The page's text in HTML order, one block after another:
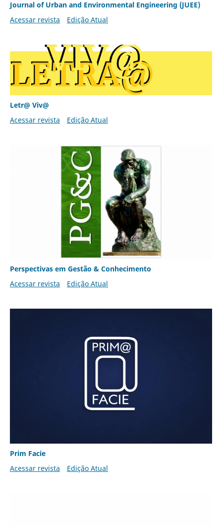
Journal of Urban and Environmental Engineering (JUEE)
Acessar revista
Edição Atual
Letr@ Viv@
Acessar revista
Edição Atual
Perspectivas em Gestão & Conhecimento
Acessar revista
Edição Atual
Prim Facie
Acessar revista
Edição Atual